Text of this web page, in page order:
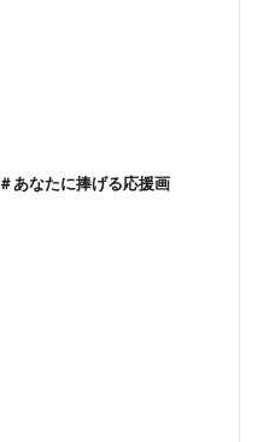
＃あなたに捧げる応援画